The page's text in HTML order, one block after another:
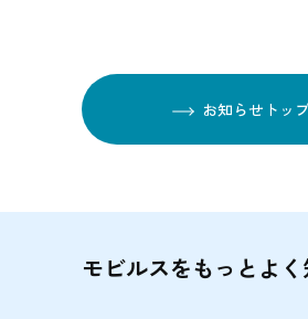
お知らせトッ
モビルスをもっとよ